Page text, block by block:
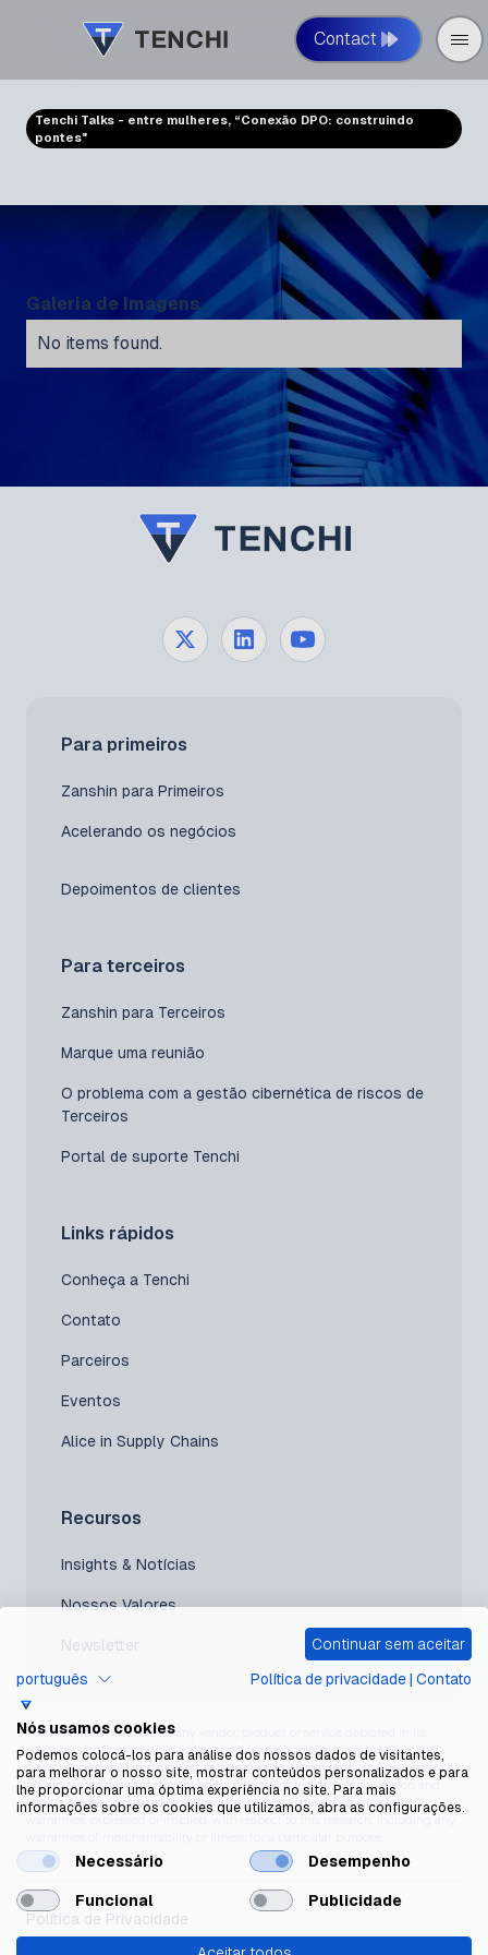
Contact
Tenchi Talks - entre mulheres, “Conexão DPO: construindo
pontes"
Galeria de Imagens
No items found.
Para primeiros
Zanshin para Primeiros
Acelerando os negócios
Depoimentos de clientes
Para terceiros
Zanshin para Terceiros
Marque uma reunião
O problema com a gestão cibernética de riscos de
Terceiros
Portal de suporte Tenchi
Links rápidos
Conheça a Tenchi
Contato
Parceiros
Eventos
Alice in Supply Chains
Recursos
Insights & Notícias
Nossos Valores
Newsletter
*Gartner does not endorse any vendor, product or service depicted in its
research publications, and does not advise technology users to select only
those vendors with the highest ratings or other designation. Gartner research
publications consist of the opinions of Gartner’s research organization and
should not be construed as statements of fact. Gartner disclaims all
warranties, expressed or implied, with respect to this research, including any
Política de Privacidade
Continuar sem aceitar
português
Política de privacidade| Contato
Nós usamos cookies
Podemos colocá-los para análise dos nossos dados de visitantes,
para melhorar o nosso site, mostrar conteúdos personalizados e para
lhe proporcionar uma óptima experiência no site. Para mais
informações sobre os cookies que utilizamos, abra as configurações.
Necessário Desempenho
Funcional Publicidade